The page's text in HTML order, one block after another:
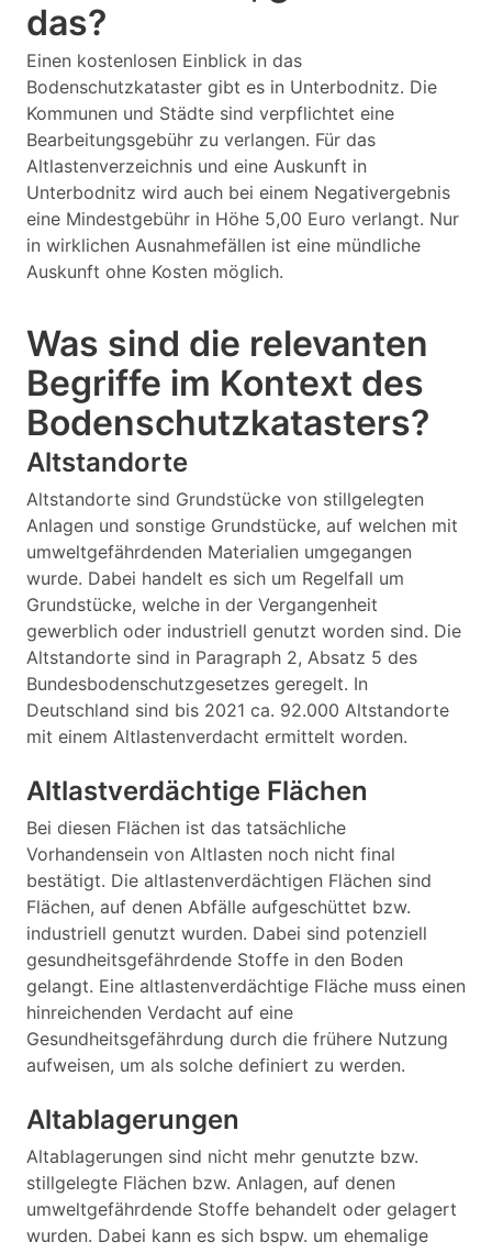
das?
Einen kostenlosen Einblick in das
Bodenschutzkataster gibt es in Unterbodnitz. Die
Kommunen und Städte sind verpflichtet eine
Bearbeitungsgebühr zu verlangen. Für das
Altlastenverzeichnis und eine Auskunft in
Unterbodnitz wird auch bei einem Negativergebnis
eine Mindestgebühr in Höhe 5,00 Euro verlangt. Nur
in wirklichen Ausnahmefällen ist eine mündliche
Auskunft ohne Kosten möglich.
Was sind die relevanten
Begriffe im Kontext des
Bodenschutzkatasters?
Altstandorte
Altstandorte sind Grundstücke von stillgelegten
Anlagen und sonstige Grundstücke, auf welchen mit
umweltgefährdenden Materialien umgegangen
wurde. Dabei handelt es sich um Regelfall um
Grundstücke, welche in der Vergangenheit
gewerblich oder industriell genutzt worden sind. Die
Altstandorte sind in Paragraph 2, Absatz 5 des
Bundesbodenschutzgesetzes geregelt. In
Deutschland sind bis 2021 ca. 92.000 Altstandorte
mit einem Altlastenverdacht ermittelt worden.
Altlastverdächtige Flächen
Bei diesen Flächen ist das tatsächliche
Vorhandensein von Altlasten noch nicht final
bestätigt. Die altlastenverdächtigen Flächen sind
Flächen, auf denen Abfälle aufgeschüttet bzw.
industriell genutzt wurden. Dabei sind potenziell
gesundheitsgefährdende Stoffe in den Boden
gelangt. Eine altlastenverdächtige Fläche muss einen
hinreichenden Verdacht auf eine
Gesundheitsgefährdung durch die frühere Nutzung
aufweisen, um als solche definiert zu werden.
Altablagerungen
Altablagerungen sind nicht mehr genutzte bzw.
stillgelegte Flächen bzw. Anlagen, auf denen
umweltgefährdende Stoffe behandelt oder gelagert
wurden. Dabei kann es sich bspw. um ehemalige